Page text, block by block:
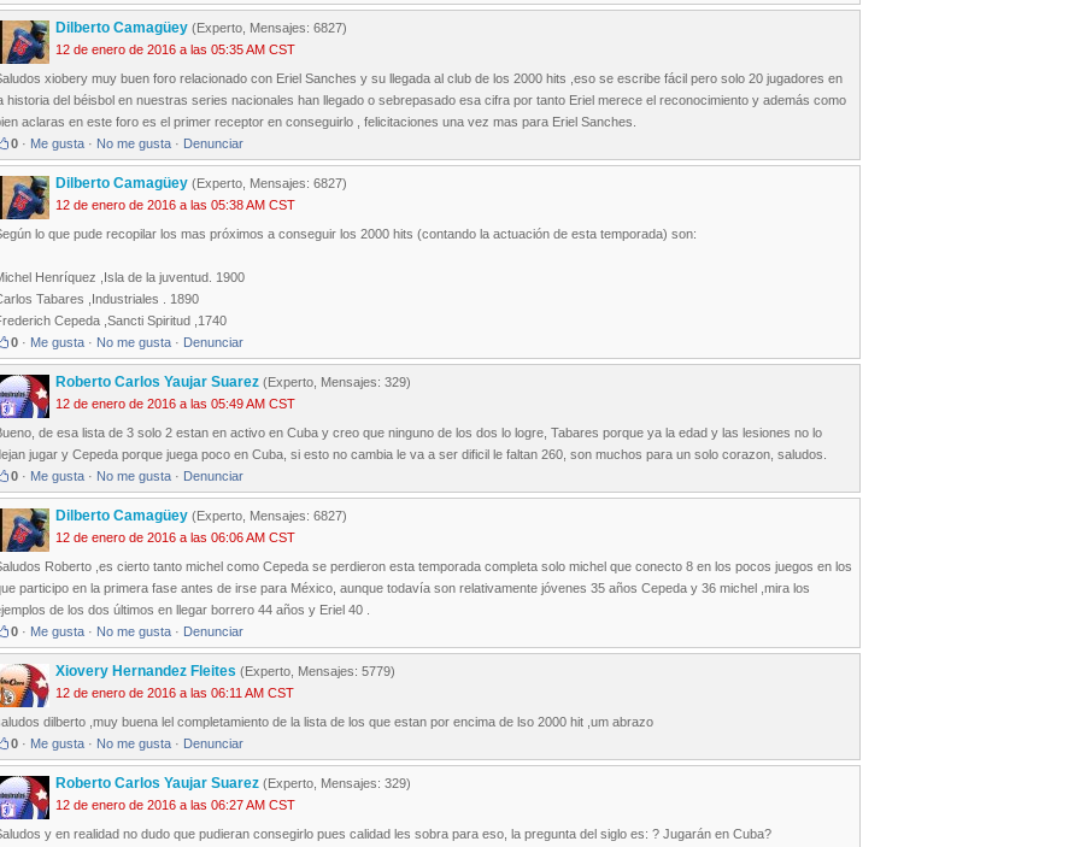
Dilberto Camagüey (Experto, Mensajes: 6827)
12 de enero de 2016 a las 05:35 AM CST
xiobery muy buen foro relacionado con Eriel Sanches y su llegada al club de los 2000 hits ,eso se escribe fácil pero solo 20 jugadores en
historia del béisbol en nuestras series nacionales han llegado o sebrepasado esa cifra por tanto Eriel merece el reconocimiento y además como
aclaras en este foro es el primer receptor en conseguirlo , felicitaciones una vez mas para Eriel Sanches.
0 · Me gusta · No me gusta · Denunciar
Dilberto Camagüey (Experto, Mensajes: 6827)
12 de enero de 2016 a las 05:38 AM CST
lo que pude recopilar los mas próximos a conseguir los 2000 hits (contando la actuación de esta temporada) son:
Henríquez ,Isla de la juventud. 1900
Tabares ,Industriales . 1890
Cepeda ,Sancti Spiritud ,1740
0 · Me gusta · No me gusta · Denunciar
Roberto Carlos Yaujar Suarez (Experto, Mensajes: 329)
12 de enero de 2016 a las 05:49 AM CST
de esa lista de 3 solo 2 estan en activo en Cuba y creo que ninguno de los dos lo logre, Tabares porque ya la edad y las lesiones no lo
jugar y Cepeda porque juega poco en Cuba, si esto no cambia le va a ser dificil le faltan 260, son muchos para un solo corazon, saludos.
0 · Me gusta · No me gusta · Denunciar
Dilberto Camagüey (Experto, Mensajes: 6827)
12 de enero de 2016 a las 06:06 AM CST
Roberto ,es cierto tanto michel como Cepeda se perdieron esta temporada completa solo michel que conecto 8 en los pocos juegos en los
participo en la primera fase antes de irse para México, aunque todavía son relativamente jóvenes 35 años Cepeda y 36 michel ,mira los
de los dos últimos en llegar borrero 44 años y Eriel 40 .
0 · Me gusta · No me gusta · Denunciar
Xiovery Hernandez Fleites (Experto, Mensajes: 5779)
12 de enero de 2016 a las 06:11 AM CST
dilberto ,muy buena lel completamiento de la lista de los que estan por encima de lso 2000 hit ,um abrazo
0 · Me gusta · No me gusta · Denunciar
Roberto Carlos Yaujar Suarez (Experto, Mensajes: 329)
12 de enero de 2016 a las 06:27 AM CST
y en realidad no dudo que pudieran consegirlo pues calidad les sobra para eso, la pregunta del siglo es: ? Jugarán en Cuba?